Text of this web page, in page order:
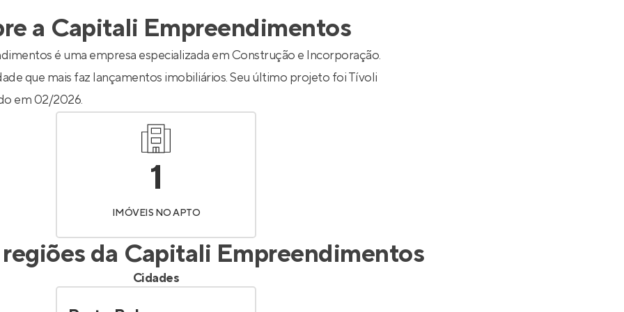
Entrar no Apto
a Capitali Empreendimentos
é uma empresa especializada em Construção e Incorporação.
que mais faz lançamentos imobiliários. Seu último projeto foiTívoli
em 02/2026.
1
IMÓVEIS NO APTO
da Capitali Empreendimentos
Cidades